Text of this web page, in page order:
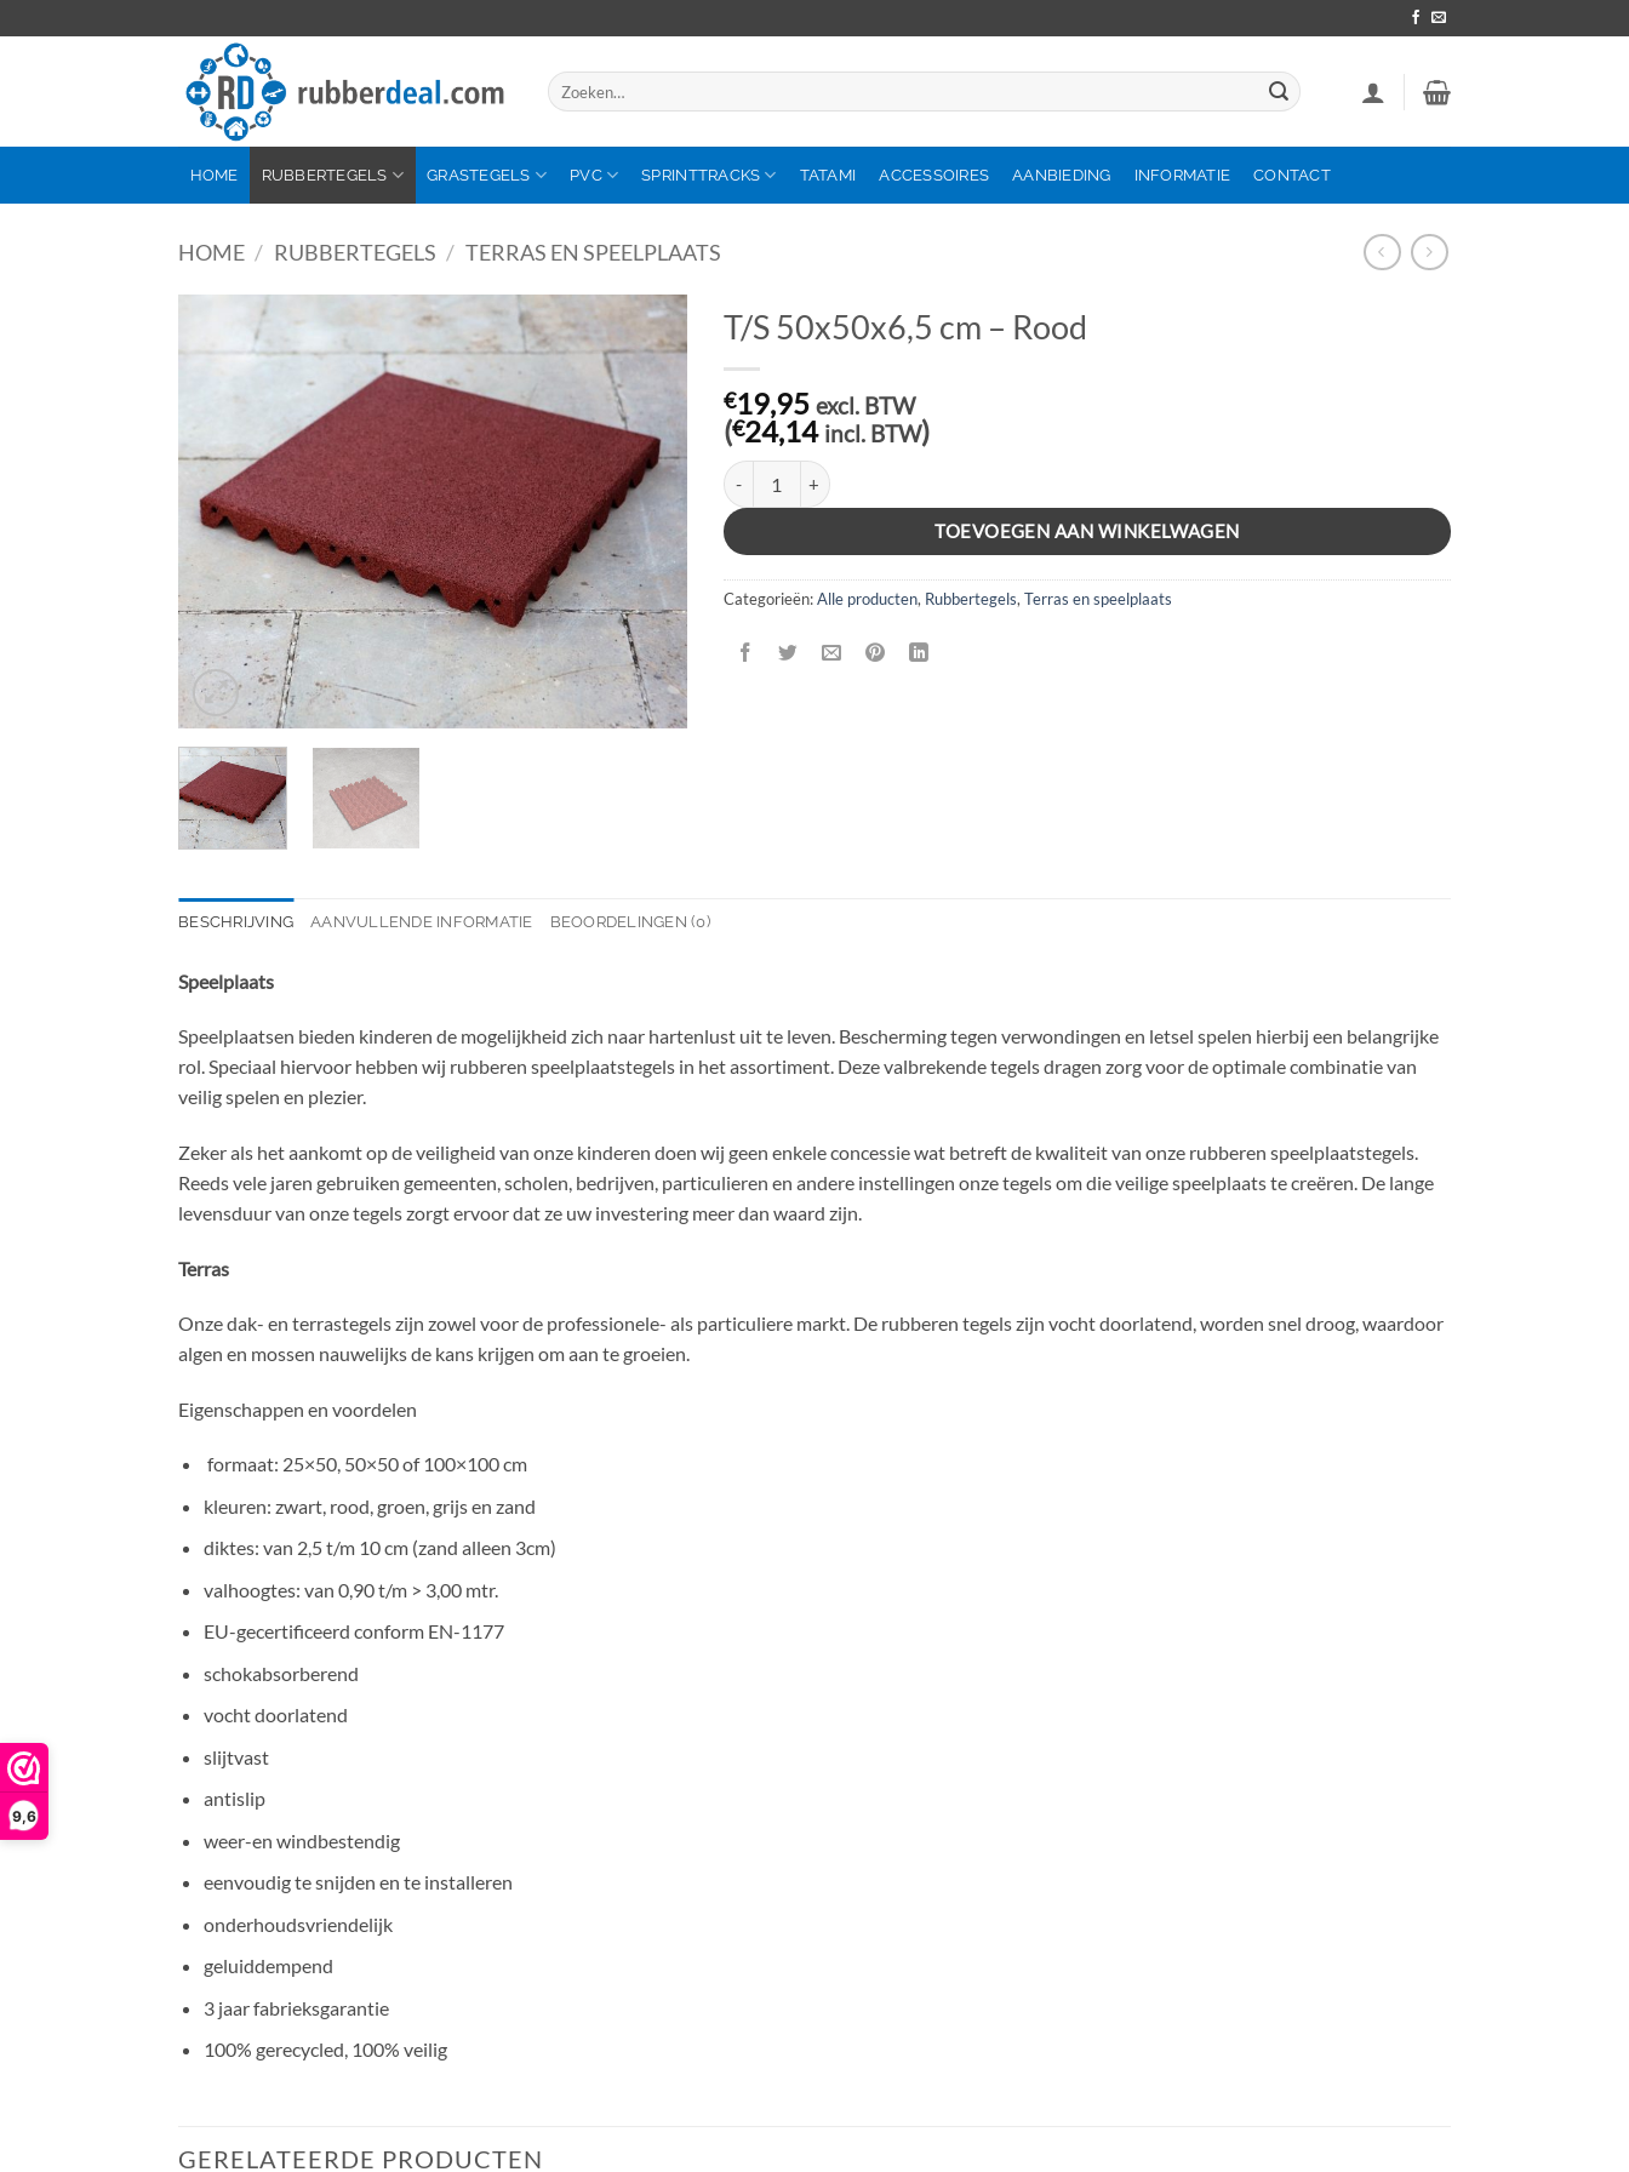
9,6
naar
Zoeken
naar:
HOME RUBBERTEGELS GRASTEGELS PVC SPRINTTRACKS TATAMI ACCESSOIRES AANBIEDING INFORMATIE CONTACT
HOME / RUBBERTEGELS / TERRAS EN SPEELPLAATS
T/S 50x50x6,5 cm – Rood
€19,95 excl. BTW
(€24,14 incl. BTW)
T/S 50x50x6,5 cm - Rood aantal
TOEVOEGEN AAN WINKELWAGEN
Categorieën:Alle producten, Rubbertegels,Terras en speelplaats
BESCHRIJVING AANVULLENDE INFORMATIE BEOORDELINGEN (0)
Speelplaats
Speelplaatsen bieden kinderen de mogelijkheid zich naar hartenlust uit te leven. Bescherming tegen verwondingen en letsel spelen hierbij een belangrijke
rol. Speciaal hiervoor hebben wij rubberen speelplaatstegels in het assortiment. Deze valbrekende tegels dragen zorg voor de optimale combinatie van
veilig spelen en plezier.
Zeker als het aankomt op de veiligheid van onze kinderen doen wij geen enkele concessie wat betreft de kwaliteit van onze rubberen speelplaatstegels.
Reeds vele jaren gebruiken gemeenten, scholen, bedrijven, particulieren en andere instellingen onze tegels om die veilige speelplaats te creëren. De lange
levensduur van onze tegels zorgt ervoor dat ze uw investering meer dan waard zijn.
Terras
Onze dak- en terrastegels zijn zowel voor de professionele- als particuliere markt. De rubberen tegels zijn vocht doorlatend, worden snel droog, waardoor
algen en mossen nauwelijks de kans krijgen om aan te groeien.
Eigenschappen en voordelen
formaat: 25×50, 50×50 of 100×100 cm
kleuren: zwart, rood, groen, grijs en zand
diktes: van 2,5 t/m 10 cm (zand alleen 3cm)
valhoogtes: van 0,90 t/m > 3,00 mtr.
EU-gecertificeerd conform EN-1177
schokabsorberend
vocht doorlatend
slijtvast
antislip
weer-en windbestendig
eenvoudig te snijden en te installeren
onderhoudsvriendelijk
geluiddempend
3 jaar fabrieksgarantie
100% gerecycled, 100% veilig
GERELATEERDE PRODUCTEN